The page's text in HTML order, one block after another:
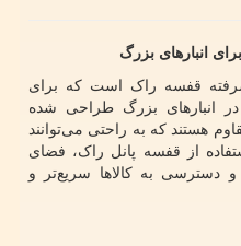
انبارهای بزرگ
قفسه راک است که برای
انبارهای بزرگ طراحی شده
هستند که به راحتی می‌توانند
از قفسه پانل راک، فضای
دسترسی به کالاها سریع‌تر و